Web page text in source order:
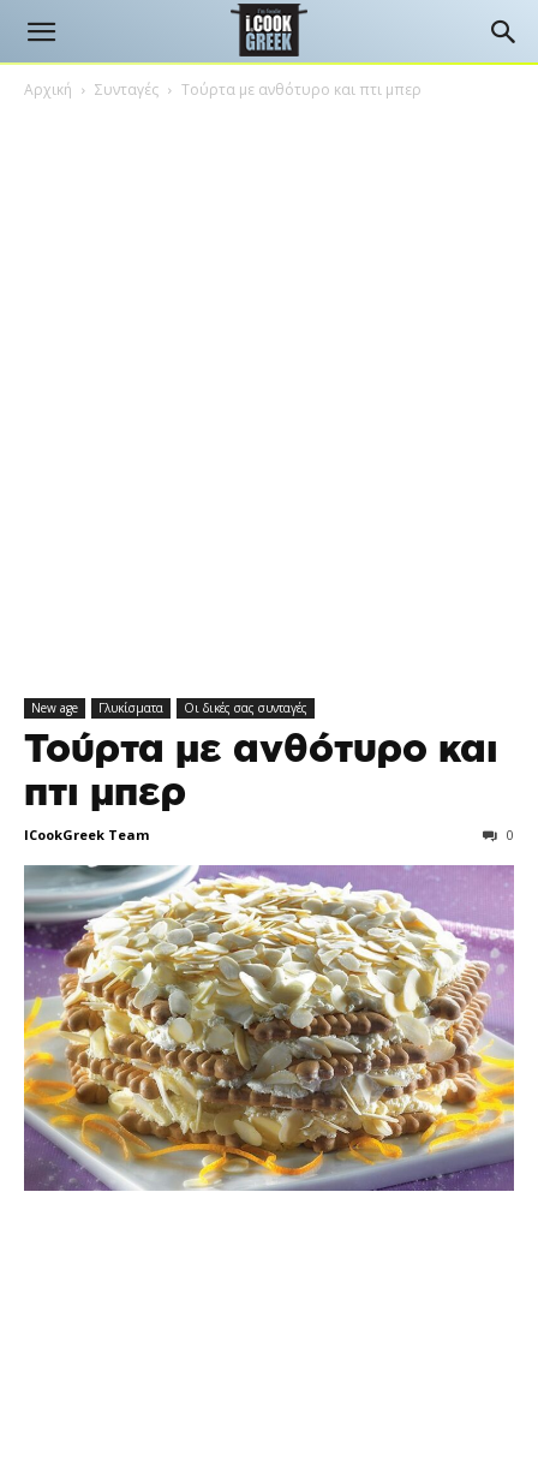
Αρχική Συνταγές Τούρτα με ανθότυρο και πτι μπερ
New age Γλυκίσματα Οι δικές σας συνταγές
Τούρτα με ανθότυρο και
πτι μπερ
ICookGreek Team 0